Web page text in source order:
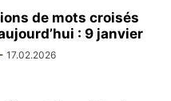
de mots croisés
: 9 janvier
- 17.02.2026